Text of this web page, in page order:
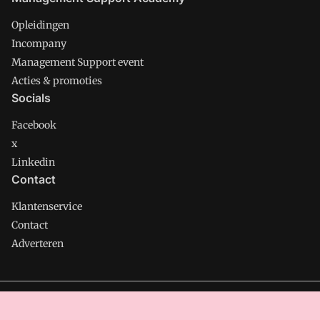
Opleidingen
Incompany
Management Support event
Acties & promoties
Socials
Facebook
x
Linkedin
Contact
Klantenservice
Contact
Adverteren